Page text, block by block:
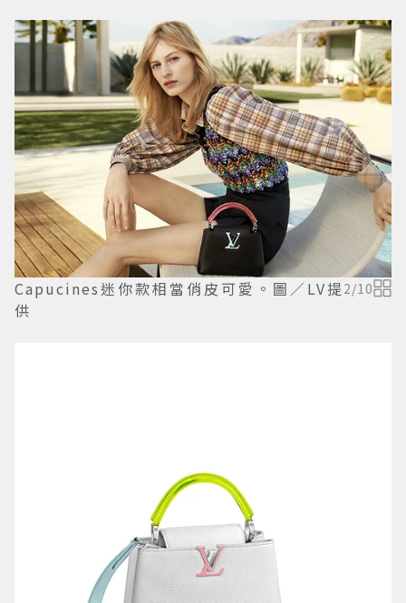
Capucines迷你款相當俏皮可愛。圖／LV提
供
2/10